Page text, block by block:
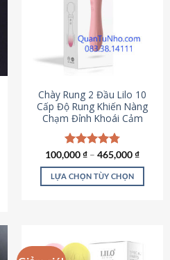
₫.
Chày Rung 2 Đầu Lilo 10
Cấp Độ Rung Khiến Nàng
Chạm Đỉnh Khoái Cảm
Được xếp
hạng4.80
5 sao
100,000₫ – 465,000₫
LỰA CHỌN TÙY CHỌN
nhiều